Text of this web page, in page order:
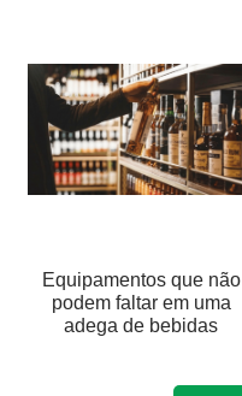
Equipamentos que não
podem faltar em uma
adega de bebidas